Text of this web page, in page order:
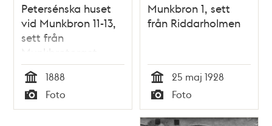
Petersénska huset
vid Munkbron 11-13,
sett från
Munkbrotorget
Tid
1888
Typ
Foto
Munkbron 1, sett
från Riddarholmen
Tid
25 maj 1928
Typ
Foto